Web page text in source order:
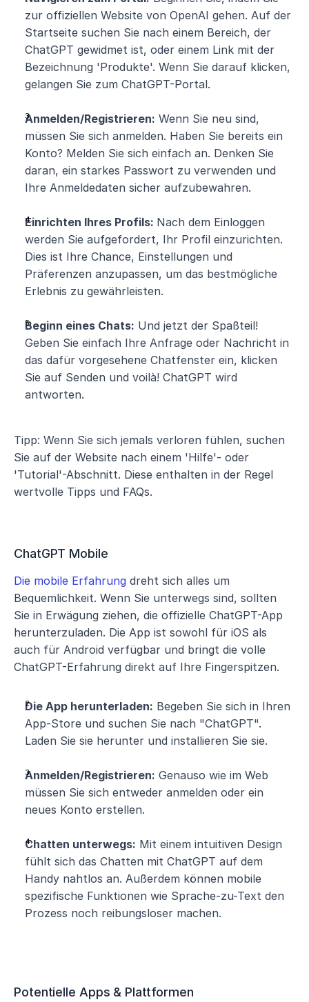
zur offiziellen Website von OpenAI gehen. Auf der
Startseite suchen Sie nach einem Bereich, der
ChatGPT gewidmet ist, oder einem Link mit der
Bezeichnung 'Produkte'. Wenn Sie darauf klicken,
gelangen Sie zum ChatGPT-Portal.
Anmelden/Registrieren: Wenn Sie neu sind,
müssen Sie sich anmelden. Haben Sie bereits ein
Konto? Melden Sie sich einfach an. Denken Sie
daran, ein starkes Passwort zu verwenden und
Ihre Anmeldedaten sicher aufzubewahren.
Einrichten Ihres Profils: Nach dem Einloggen
werden Sie aufgefordert, Ihr Profil einzurichten.
Dies ist Ihre Chance, Einstellungen und
Präferenzen anzupassen, um das bestmögliche
Erlebnis zu gewährleisten.
Beginn eines Chats: Und jetzt der Spaßteil!
Geben Sie einfach Ihre Anfrage oder Nachricht in
das dafür vorgesehene Chatfenster ein, klicken
Sie auf Senden und voilà! ChatGPT wird
antworten.
Tipp: Wenn Sie sich jemals verloren fühlen, suchen
Sie auf der Website nach einem 'Hilfe'- oder
'Tutorial'-Abschnitt. Diese enthalten in der Regel
wertvolle Tipps und FAQs.
ChatGPT Mobile
Die mobile Erfahrung dreht sich alles um
Bequemlichkeit. Wenn Sie unterwegs sind, sollten
Sie in Erwägung ziehen, die offizielle ChatGPT-App
herunterzuladen. Die App ist sowohl für iOS als
auch für Android verfügbar und bringt die volle
ChatGPT-Erfahrung direkt auf Ihre Fingerspitzen.
Die App herunterladen: Begeben Sie sich in Ihren
App-Store und suchen Sie nach "ChatGPT".
Laden Sie sie herunter und installieren Sie sie.
Anmelden/Registrieren: Genauso wie im Web
müssen Sie sich entweder anmelden oder ein
neues Konto erstellen.
Chatten unterwegs: Mit einem intuitiven Design
fühlt sich das Chatten mit ChatGPT auf dem
Handy nahtlos an. Außerdem können mobile
spezifische Funktionen wie Sprache-zu-Text den
Prozess noch reibungsloser machen.
Potentielle Apps & Plattformen